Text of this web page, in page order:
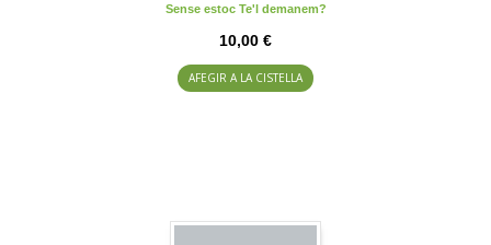
Sense estoc Te'l demanem?
10,00 €
AFEGIR A LA CISTELLA